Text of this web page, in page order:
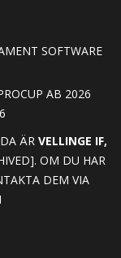
SOFTWARE
AB 2026
ÄR VELLINGE IF,
OM DU HAR
DEM VIA